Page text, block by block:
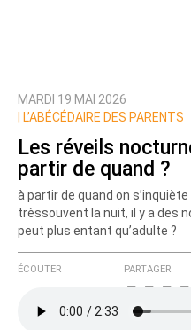
MARDI 19 MAI 2026
L’ABÉCÉDAIRE DES PARENTS
Les réveils
partir de quand ?
à partir de quand on
trèssouvent la nuit, il y a des
peut plus entant qu’adulte ?
ÉCOUTER PARTAGER